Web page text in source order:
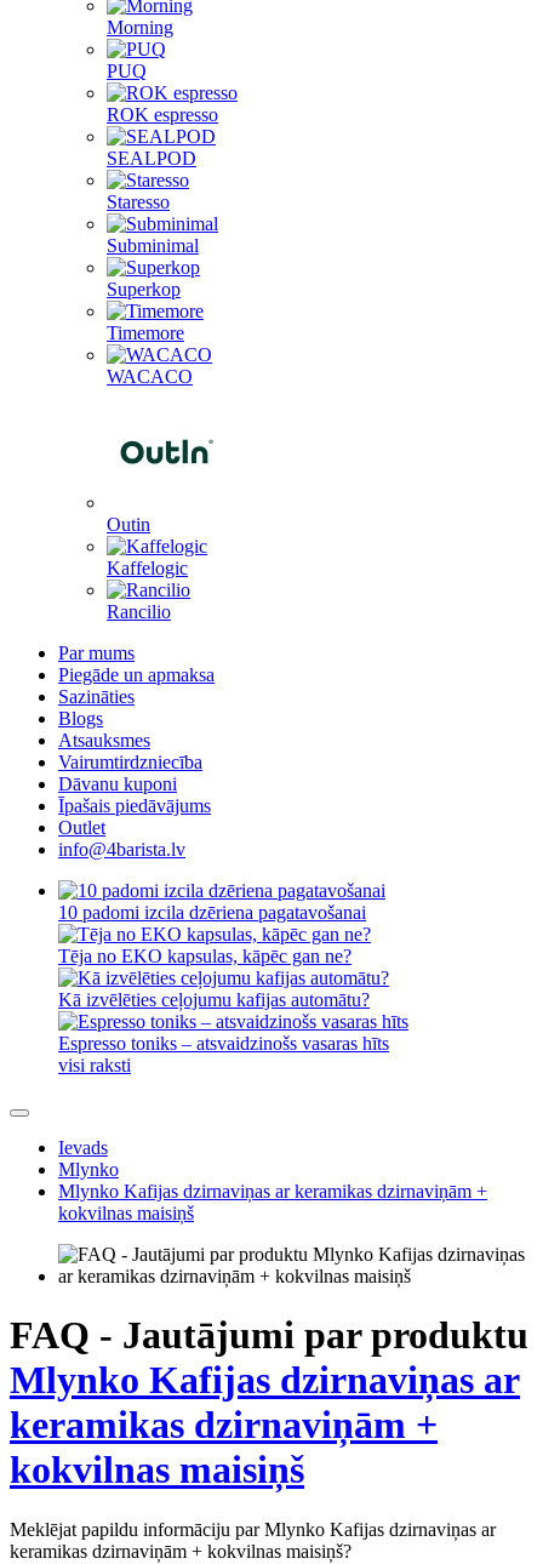
Morning
PUQ
ROK espresso
SEALPOD
Staresso
Subminimal
Superkop
Timemore
WACACO
Outin
Kaffelogic
Rancilio
Par mums
Piegāde un apmaksa
Sazināties
Blogs
Atsauksmes
Vairumtirdzniecība
Dāvanu kuponi
Īpašais piedāvājums
Outlet
info@4barista.lv
10 padomi izcila dzēriena pagatavošanai
Tēja no EKO kapsulas, kāpēc gan ne?
Kā izvēlēties ceļojumu kafijas automātu?
Espresso toniks – atsvaidzinošs vasaras hīts
visi raksti
Ievads
Mlynko
Mlynko Kafijas dzirnaviņas ar keramikas dzirnaviņām +
kokvilnas maisiņš
FAQ - Jautājumi par produktu
Mlynko Kafijas dzirnaviņas ar
keramikas dzirnaviņām +
kokvilnas maisiņš
Meklējat papildu informāciju par Mlynko Kafijas dzirnaviņas ar
keramikas dzirnaviņām + kokvilnas maisiņš?